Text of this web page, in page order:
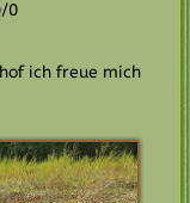
0
ich freue mich